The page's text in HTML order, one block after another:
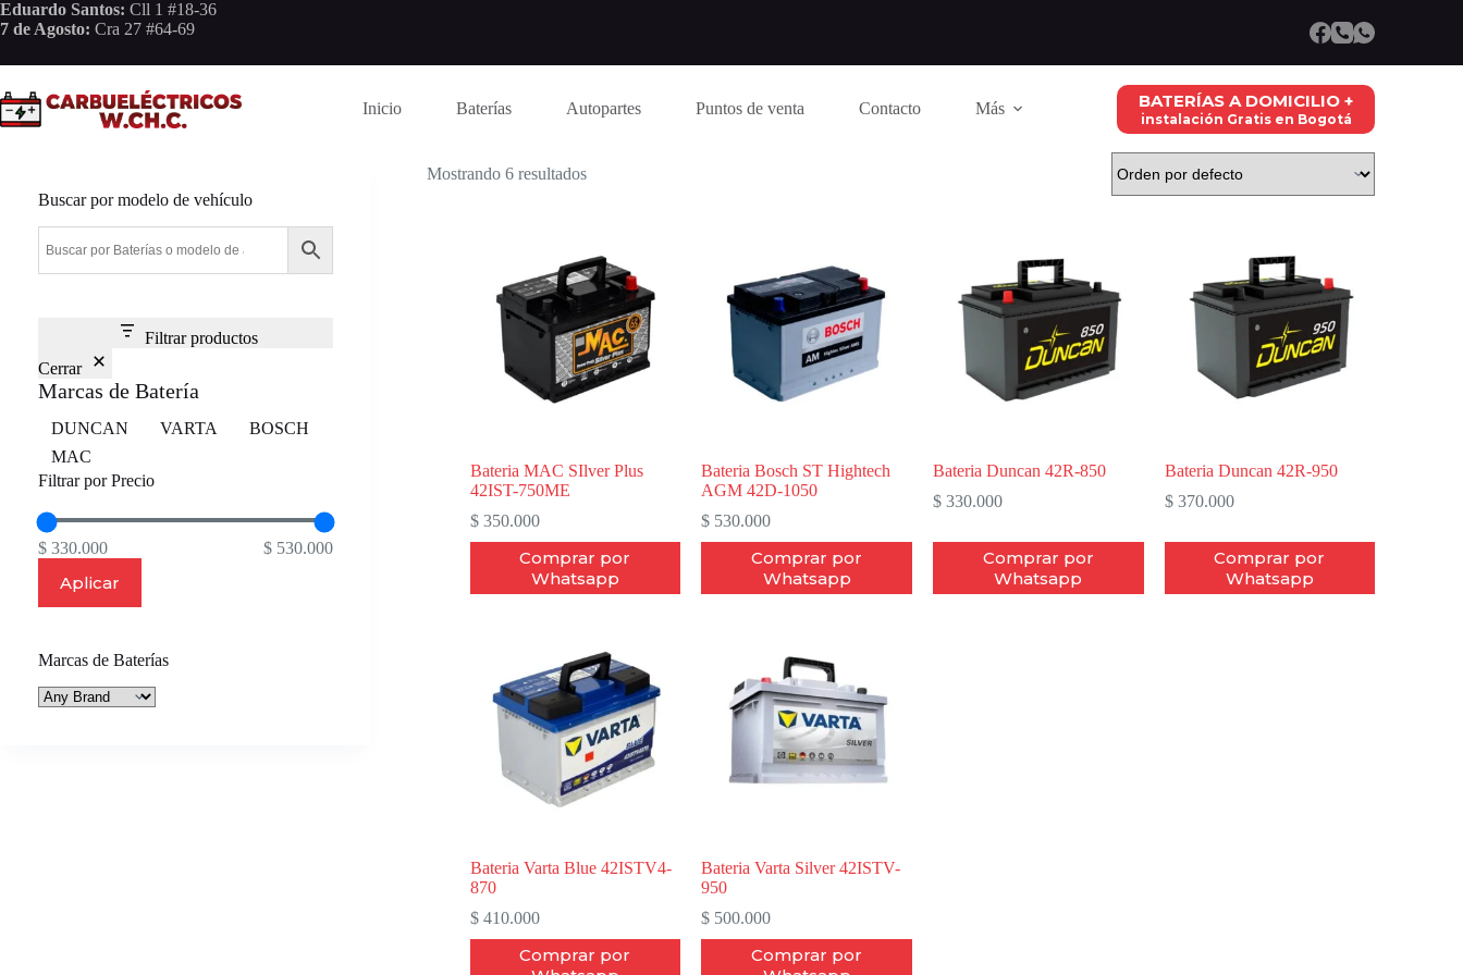
Saltar
al
Eduardo Santos: Cll 1 #18-36
7 de Agosto: Cra 27 #64-69
Inicio Baterías Autopartes Puntos de venta Contacto Más BATERÍAS A DOMICILIO +
instalación Gratis en Bogotá
Mostrando 6 resultados
Bateria MAC SIlver Plus
42IST-750ME
$350.000
Comprar por
Whatsapp
Bateria Bosch ST Hightech
AGM 42D-1050
$ 530.000
Comprar por
Whatsapp
Bateria Duncan 42R-850
$330.000
Comprar por
Whatsapp
Bateria Duncan 42R-950
$370.000
Comprar por
Whatsapp
Bateria Varta Blue 42ISTV4-
870
$410.000
Comprar por
Bateria Varta Silver 42ISTV-
950
$ 500.000
Comprar por
Buscar por modelo de vehículo
Filtrar productos
Cerrar
Marcas de Batería
Marca
DUNCAN VARTA
BOSCH
MAC
Filtrar por Precio
$ 330.000 $ 530.000
Aplicar
Marcas de Baterías